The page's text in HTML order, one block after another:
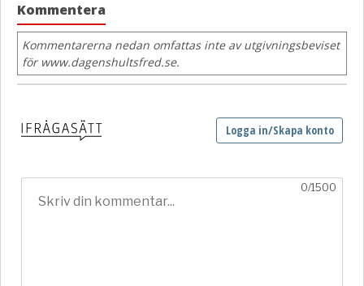
Kommentera
Kommentarerna nedan omfattas inte av utgivningsbeviset
för www.dagenshultsfred.se.